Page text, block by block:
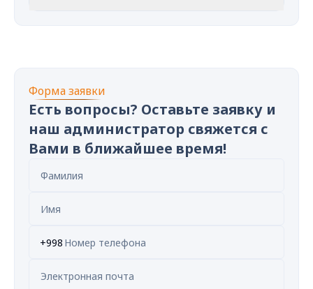
Форма заявки
Есть вопросы? Оставьте заявку и
наш администратор свяжется с
Вами в ближайшее время!
+998